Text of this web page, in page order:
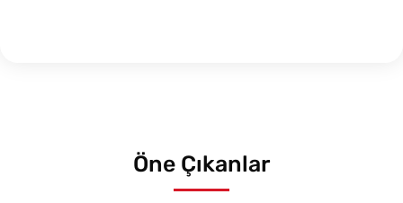
Öne Çıkanlar